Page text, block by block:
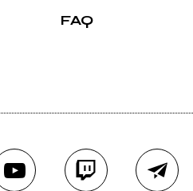
FAQ